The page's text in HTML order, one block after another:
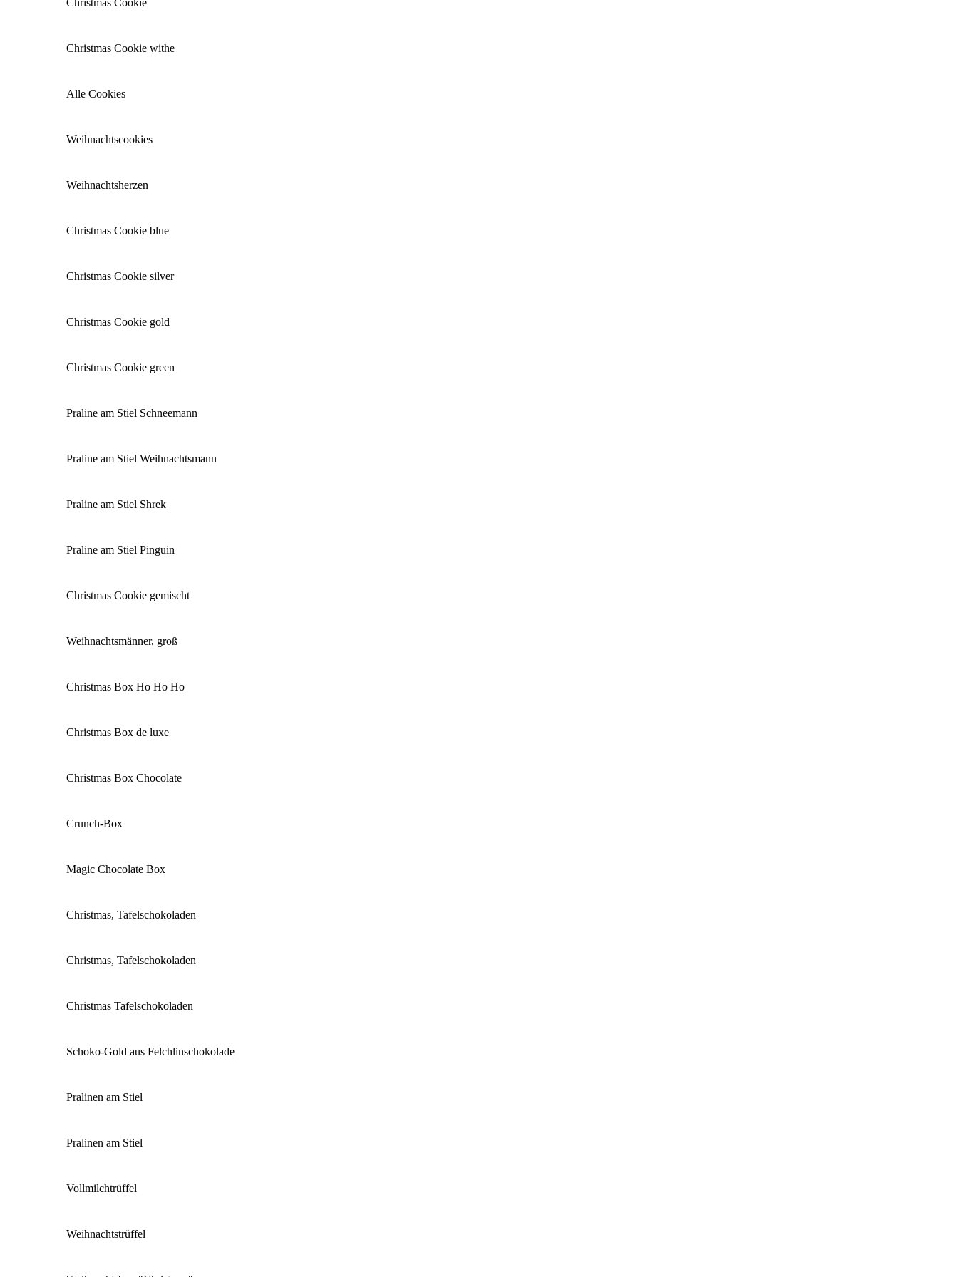
Christmas Cookie
Christmas Cookie withe
Alle Cookies
Weihnachtscookies
Weihnachtsherzen
Christmas Cookie blue
Christmas Cookie silver
Christmas Cookie gold
Christmas Cookie green
Praline am Stiel Schneemann
Praline am Stiel Weihnachtsmann
Praline am Stiel Shrek
Praline am Stiel Pinguin
Christmas Cookie gemischt
Weihnachtsmänner, groß
Christmas Box Ho Ho Ho
Christmas Box de luxe
Christmas Box Chocolate
Crunch-Box
Magic Chocolate Box
Christmas, Tafelschokoladen
Christmas, Tafelschokoladen
Christmas Tafelschokoladen
Schoko-Gold aus Felchlinschokolade
Pralinen am Stiel
Pralinen am Stiel
Vollmilchtrüffel
Weihnachtstrüffel